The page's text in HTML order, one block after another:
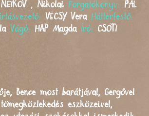
, Nikolai Forgatókönyv: PÁL
VÉCSY Vera Háttérfestő:
Vágó: HAP Magda Író: CSÓTI
Bence most barátjával, Gergővel
eszközeivel,